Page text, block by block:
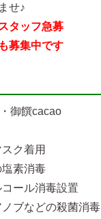
せ♪
タッフ急募
募集中です
御饌cacao
ク着用
素消毒
ール消毒設置
ブなどの殺菌消毒